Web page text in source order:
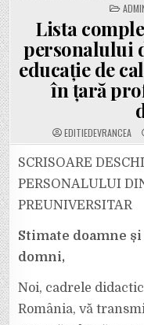
IN
Lista
personalului
educație de
în țară
EDITIEDEVRANCEA
SCRISOARE
PERSONALULUI
PREUNIVERSITAR
Stimate doamne
domni,
Noi, cadrele
România, vă